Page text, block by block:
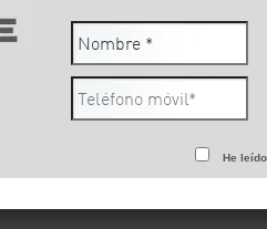
He